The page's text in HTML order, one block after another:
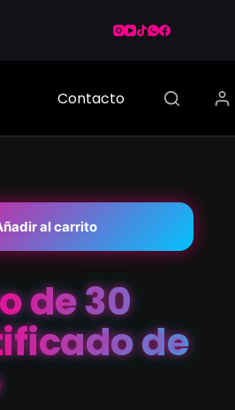
Contacto
al carrito
de 30
de